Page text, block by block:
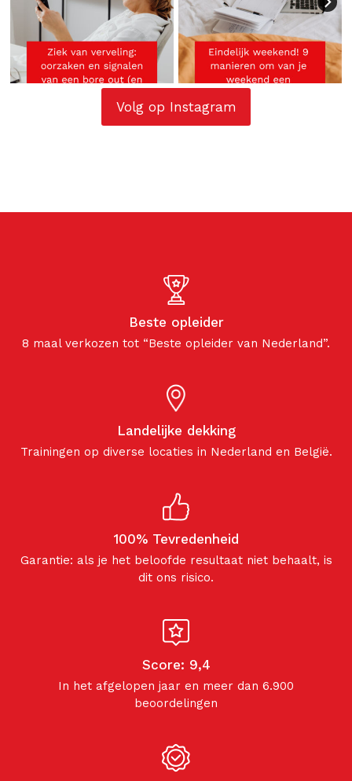
Volg op Instagram
Beste opleider
8 maal verkozen tot “Beste opleider van Nederland”.
Landelijke dekking
Trainingen op diverse locaties in Nederland en België.
100% Tevredenheid
Garantie: als je het beloofde resultaat niet behaalt, is
dit ons risico.
Score: 9,4
In het afgelopen jaar en meer dan 6.900
beoordelingen